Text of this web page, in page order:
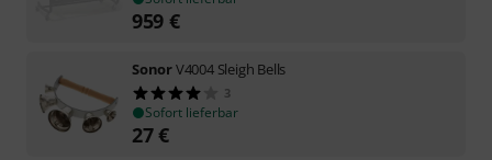
959 €
SonorV4004 Sleigh Bells
3
Sofort lieferbar
27€